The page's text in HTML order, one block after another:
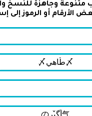
متنوعة وجاهزة
أو الرموز إلى